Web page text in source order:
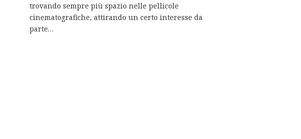
trovando sempre più spazio nelle pellicole
cinematografiche, attirando un certo interesse da
parte…